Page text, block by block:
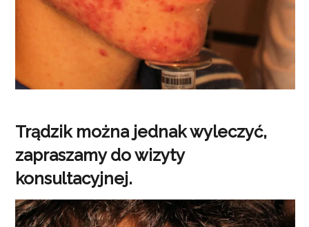
Trądzik można jednak wyleczyć,
zapraszamy do wizyty
konsultacyjnej.